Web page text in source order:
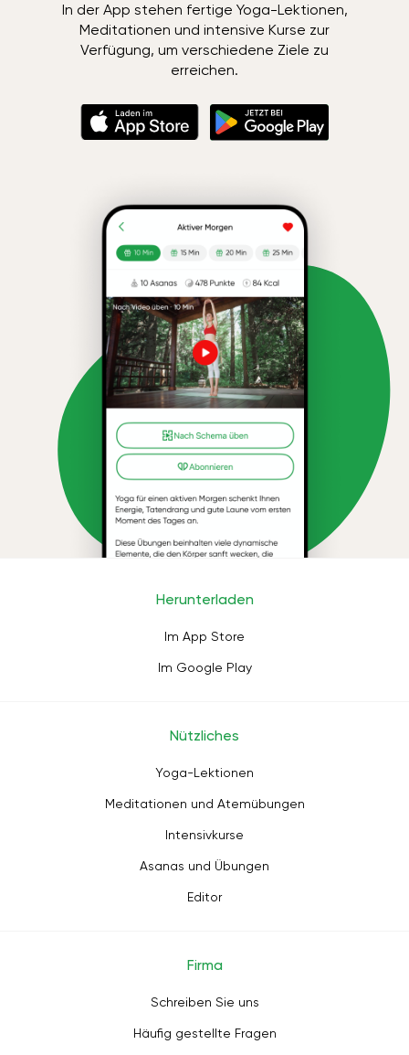
In der App stehen fertige Yoga-Lektionen,
Meditationen und intensive Kurse zur
Verfügung, um verschiedene Ziele zu
erreichen.
Herunterladen
Im App Store
Im Google Play
Nützliches
Yoga-Lektionen
Meditationen und Atemübungen
Intensivkurse
Asanas und Übungen
Editor
Firma
Schreiben Sie uns
Häufig gestellte Fragen